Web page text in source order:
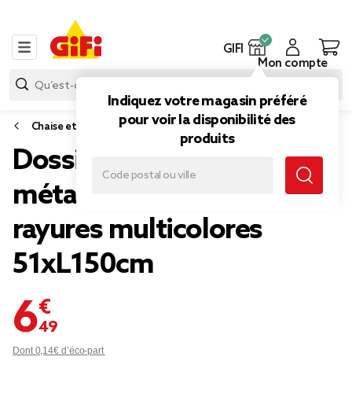
GIFI
Indiquez votre magasin préféré
pour voir la disponibilité des
produits
Mon compte
Chaise et matelas de plage
Dossier de plage pliable
métal et tissu bayadère
rayures multicolores
51xL150cm
6,49 €
Dont 0,14€ d’éco-part